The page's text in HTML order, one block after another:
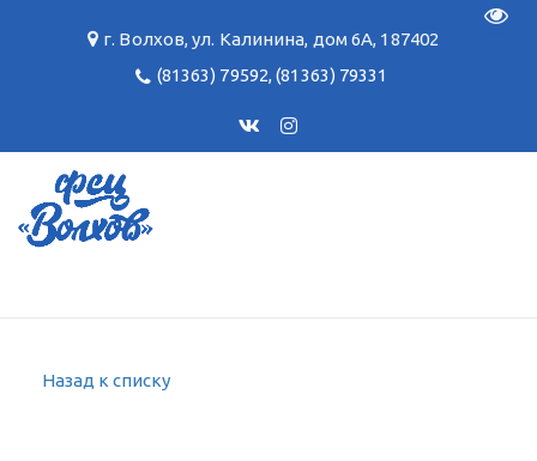
г. Волхов,ул. Калинина, дом 6А, 187402
(81363) 79592,(81363) 79331
Назад к списку